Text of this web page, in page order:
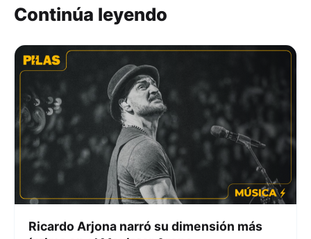
Continúa leyendo
Ricardo Arjona narró su dimensión más